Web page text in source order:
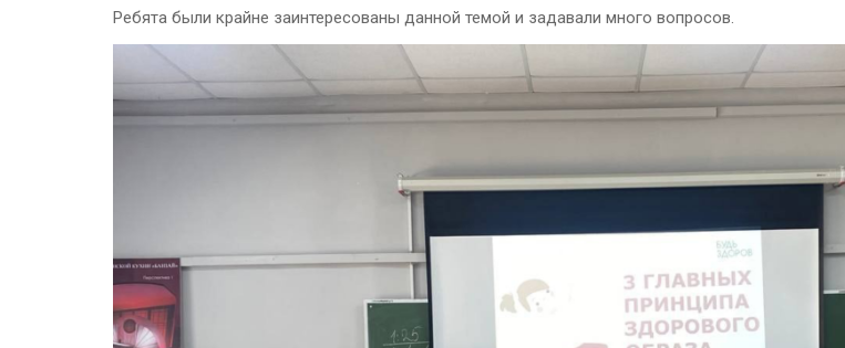
Ребята были крайне заинтересованы данной темой и задавали много вопросов.